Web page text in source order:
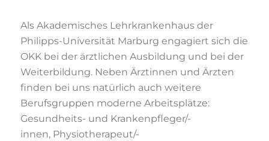
Als Akademisches Lehrkrankenhaus der
Philipps-Universität Marburg engagiert sich die
OKK bei der ärztlichen Ausbildung und bei der
Weiterbildung. Neben Ärztinnen und Ärzten
finden bei uns natürlich auch weitere
Berufsgruppen moderne Arbeitsplätze:
Gesundheits- und Krankenpfleger/-
innen, Physiotherapeut/-